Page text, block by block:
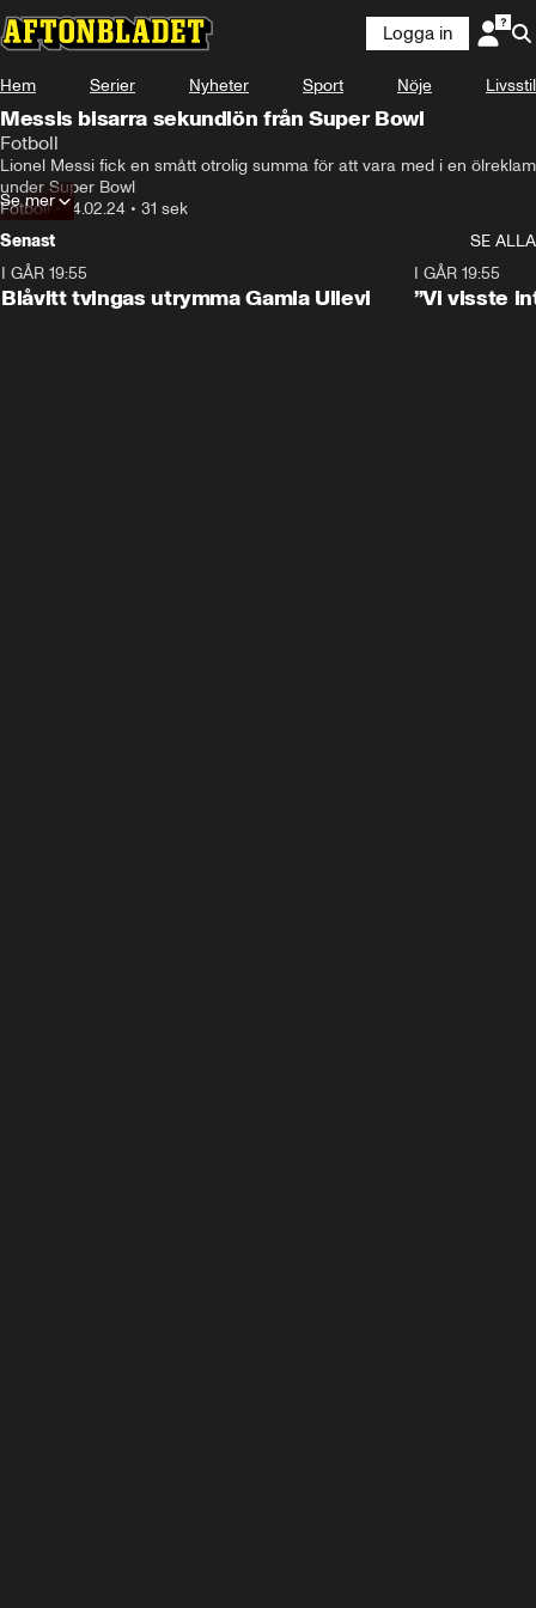
Logga in
Hem Serier Nyheter Sport Nöje Livsstil
Messis bisarra sekundlön från Super Bowl
Fotboll
Lionel Messi fick en smått otrolig summa för att vara med i en ölreklam
under Super Bowl
Fotboll•14.02.24 • 31 sek
Se mer
Senast
SE ALLA
I GÅR 19:55
Blåvitt tvingas utrymma Gamla Ullevi
I GÅR 19:55
”Vi visste